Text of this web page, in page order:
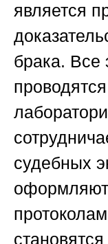
является
брака. Все
судебных